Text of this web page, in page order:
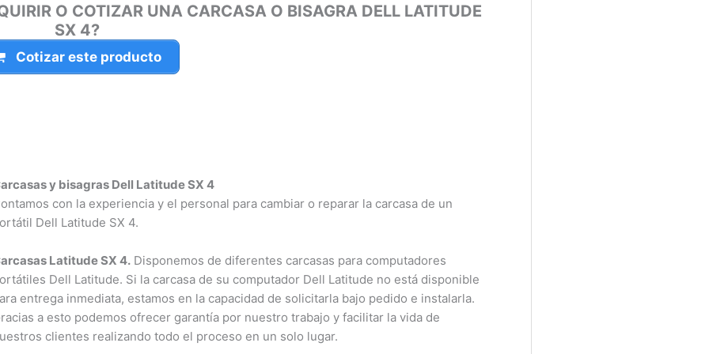
O COTIZAR UNA CARCASA O BISAGRA DELL LATITUDE
SX 4?
Cotizar este producto
y bisagras Dell Latitude SX 4
con la experiencia y el personal para cambiar o reparar la carcasa de un
Dell Latitude SX 4.
Latitude SX 4.Disponemos de diferentes carcasas para computadores
Dell Latitude. Si la carcasa de su computador Dell Latitude no está disponible
entrega inmediata, estamos en la capacidad de solicitarla bajo pedido e instalarla.
a esto podemos ofrecer garantía por nuestro trabajo y facilitar la vida de
clientes realizando todo el proceso en un solo lugar.